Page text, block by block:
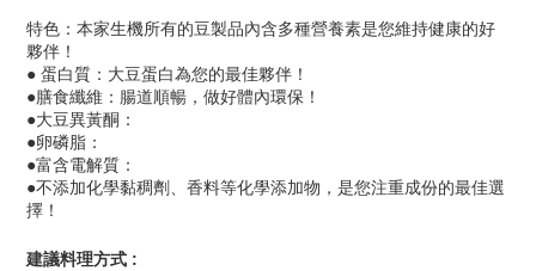
特色：本家生機所有的豆製品內含多種營養素是您維持健康的好
夥伴！
● 蛋白質：大豆蛋白為您的最佳夥伴！
●膳食纖維：腸道順暢，做好體內環保！
●大豆異黃酮：
●卵磷脂：
●富含電解質：
●不添加化學黏稠劑、香料等化學添加物，是您注重成份的最佳選
擇！
建議料理方式 :